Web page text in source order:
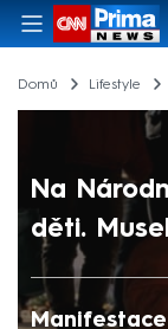
Domů Lifestyle
Na
děti.